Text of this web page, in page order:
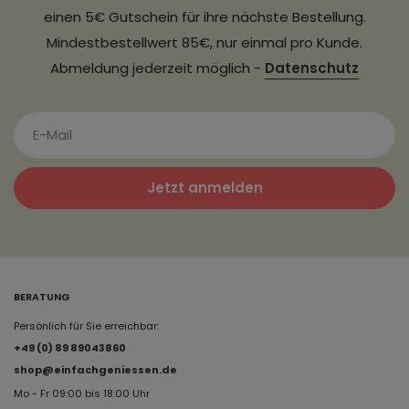
einen 5€ Gutschein für ihre nächste Bestellung.
Mindestbestellwert 85€, nur einmal pro Kunde.
Abmeldung jederzeit möglich - Datenschutz
Jetzt anmelden
BERATUNG
Persönlich für Sie erreichbar:
+49 (0) 89 89043860
shop@einfachgeniessen.de
Mo - Fr 09:00 bis 18:00 Uhr